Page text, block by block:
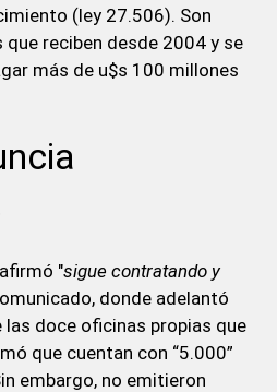
(ley 27.506). Son
reciben desde 2004 y se
más de u$s 100 millones
"sigue contratando y
donde adelantó
las doce oficinas propias que
que cuentan con “5.000”
embargo, no emitieron